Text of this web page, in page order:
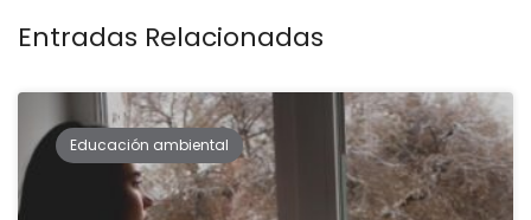
Entradas Relacionadas
Educación ambiental